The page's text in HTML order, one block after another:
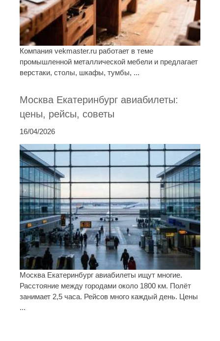
Компания vekmaster.ru работает в теме
промышленной металлической мебели и предлагает
верстаки, столы, шкафы, тумбы, ...
Москва Екатеринбург авиабилеты:
цены, рейсы, советы
16/04/2026
Москва Екатеринбург авиабилеты ищут многие.
Расстояние между городами около 1800 км. Полёт
занимает 2,5 часа. Рейсов много каждый день. Цены
...